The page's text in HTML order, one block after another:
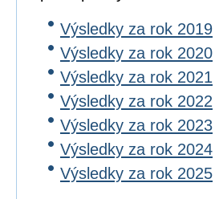
Výsledky za rok 2019
Výsledky za rok 2020
Výsledky za rok 2021
Výsledky za rok 2022
Výsledky za rok 2023
Výsledky za rok 2024
Výsledky za rok 2025